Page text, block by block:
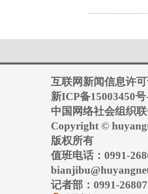
互联网新闻信息许
新ICP备15003450号
中国网络社会组织
Copyright ©
版权所有
值班电话：0991-
记者部：0991-